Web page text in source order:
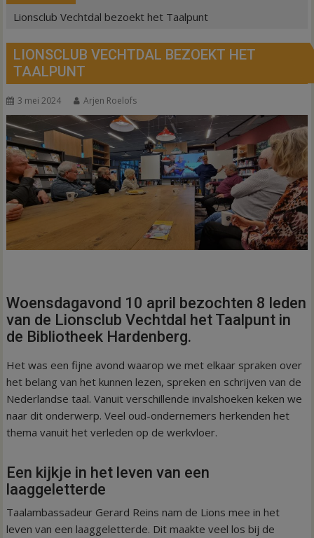
Lionsclub Vechtdal bezoekt het Taalpunt
LIONSCLUB VECHTDAL BEZOEKT HET
TAALPUNT
3 mei 2024 Arjen Roelofs
Woensdagavond 10 april bezochten 8 leden
van de Lionsclub Vechtdal het Taalpunt in
de Bibliotheek Hardenberg.
Het was een fijne avond waarop we met elkaar spraken over
het belang van het kunnen lezen, spreken en schrijven van de
Nederlandse taal. Vanuit verschillende invalshoeken keken we
naar dit onderwerp. Veel oud-ondernemers herkenden het
thema vanuit het verleden op de werkvloer.
Een kijkje in het leven van een
laaggeletterde
Taalambassadeur Gerard Reins nam de Lions mee in het
leven van een laaggeletterde. Dit maakte veel los bij de